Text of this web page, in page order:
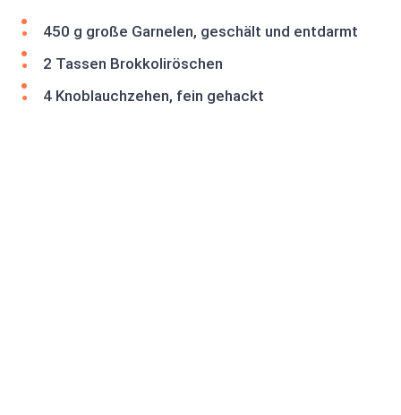
450 g große Garnelen, geschält und entdarmt
2 Tassen Brokkoliröschen
4 Knoblauchzehen, fein gehackt